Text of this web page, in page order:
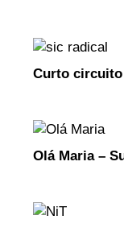
Curto
Olá Maria –